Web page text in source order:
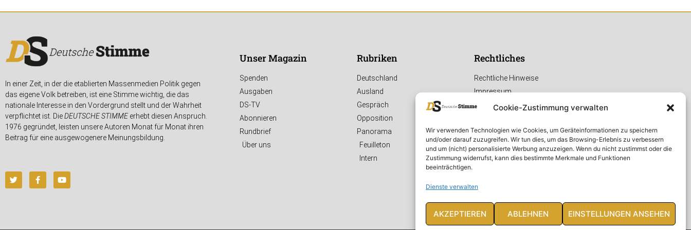
Cookie-Zustimmung verwalten
Wir verwenden Technologien wie Cookies, um Geräteinformationen zu speichern
und/oder darauf zuzugreifen. Wir tun dies, um das Browsing-Erlebnis zu verbessern
und um (nicht) personalisierte Werbung anzuzeigen. Wenn du nicht zustimmst oder die
Zustimmung widerrufst, kann dies bestimmte Merkmale und Funktionen
beeinträchtigen.
Dienste verwalten
AKZEPTIEREN ABLEHNEN EINSTELLUNGEN ANSEHEN
In einer Zeit, in der die etablierten Massenmedien Politik gegen
das eigene Volk betreiben, ist eine Stimme wichtig, die das
nationale Interesse in den Vordergrund stellt und der Wahrheit
verpflichtet ist. DieDEUTSCHE STIMMEerhebt diesen Anspruch.
1976 gegründet, leisten unsere Autoren Monat für Monat ihren
Beitrag für eine ausgewogenere Meinungsbildung.
Unser Magazin
Spenden
Ausgaben
DS-TV
Abonnieren
Rundbrief
Über uns
Rubriken
Deutschland
Ausland
Gespräch
Opposition
Panorama
Feuilleton
Intern
Rechtliches
Rechtliche Hinweise
Impressum
Datenschutzerklärung